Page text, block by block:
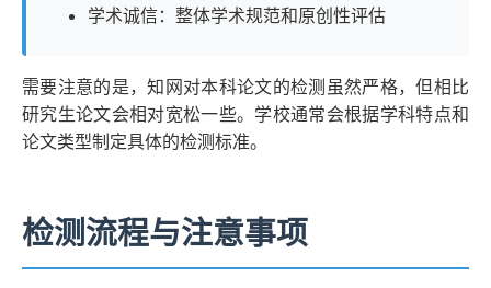
学术诚信：整体学术规范和原创性评估
需要注意的是，知网对本科论文的检测虽然严格，但相比
研究生论文会相对宽松一些。学校通常会根据学科特点和
论文类型制定具体的检测标准。
检测流程与注意事项